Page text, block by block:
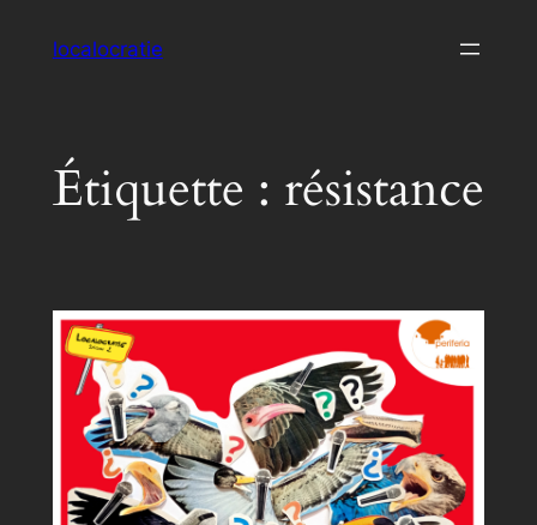
localocratie
Étiquette : résistance